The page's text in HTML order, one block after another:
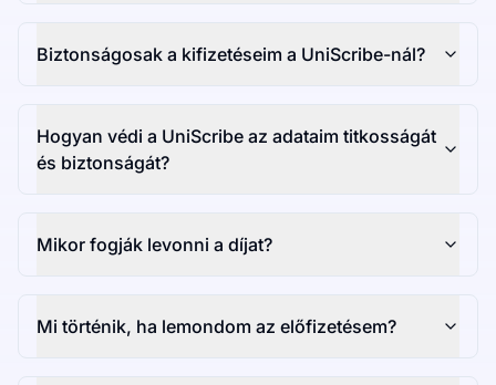
Biztonságosak a kifizetéseim a UniScribe-nál?
Hogyan védi a UniScribe az adataim titkosságát
és biztonságát?
Mikor fogják levonni a díjat?
Mi történik, ha lemondom az előfizetésem?